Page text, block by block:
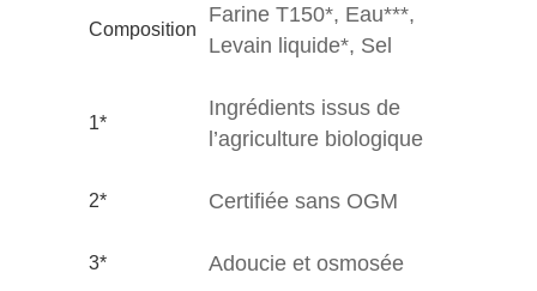
Composition
Farine T150*, Eau***,
Levain liquide*, Sel
1*
Ingrédients issus de
l’agriculture biologique
2* Certifiée sans OGM
3* Adoucie et osmosée